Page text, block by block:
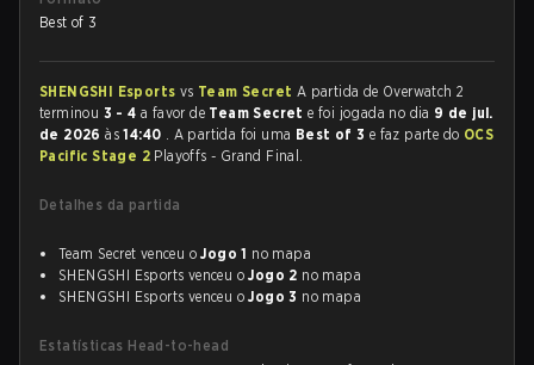
Best of 3
SHENGSHI Esports vs Team Secret A partida de Overwatch 2
terminou 3 - 4 a favor de Team Secrete foi jogada no dia 9 de jul.
de 2026às14:40 . A partida foi uma Best of 3 e faz parte do OCS
Pacific Stage 2 Playoffs - Grand Final.
Detalhes da partida
Team Secret venceu oJogo 1 no mapa
SHENGSHI Esports venceu oJogo 2 no mapa
SHENGSHI Esports venceu oJogo 3 no mapa
Estatísticas Head-to-head